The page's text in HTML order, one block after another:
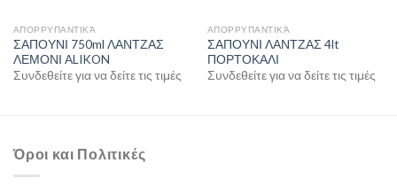
ΑΠΟΡΡΥΠΑΝΤΙΚΆ
ΣΑΠΟΥΝΙ 750ml ΛΑΝΤΖΑΣ
ΛΕΜΟΝΙ ALIKON
Συνδεθείτε για να δείτε τις τιμές
ΑΠΟΡΡΥΠΑΝΤΙΚΆ
ΣΑΠΟΥΝΙ ΛΑΝΤΖΑΣ 4lt
ΠΟΡΤΟΚΑΛΙ
Συνδεθείτε για να δείτε τις τιμές
Όροι και Πολιτικές